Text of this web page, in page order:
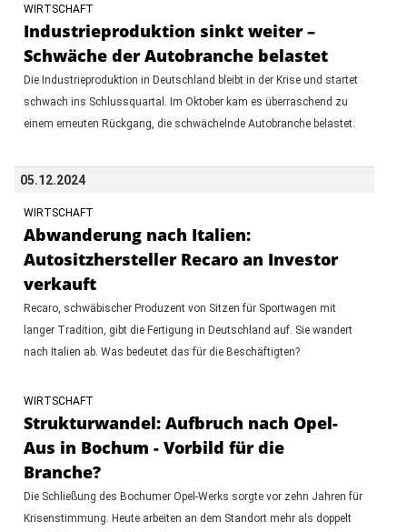
WIRTSCHAFT
Industrieproduktion sinkt weiter –
Schwäche der Autobranche belastet
Die Industrieproduktion in Deutschland bleibt in der Krise und startet
schwach ins Schlussquartal. Im Oktober kam es überraschend zu
einem erneuten Rückgang, die schwächelnde Autobranche belastet.
05.12.2024
WIRTSCHAFT
Abwanderung nach Italien:
Autositzhersteller Recaro an Investor
verkauft
Recaro, schwäbischer Produzent von Sitzen für Sportwagen mit
langer Tradition, gibt die Fertigung in Deutschland auf. Sie wandert
nach Italien ab. Was bedeutet das für die Beschäftigten?
WIRTSCHAFT
Strukturwandel: Aufbruch nach Opel-
Aus in Bochum - Vorbild für die
Branche?
Die Schließung des Bochumer Opel-Werks sorgte vor zehn Jahren für
Krisenstimmung. Heute arbeiten an dem Standort mehr als doppelt